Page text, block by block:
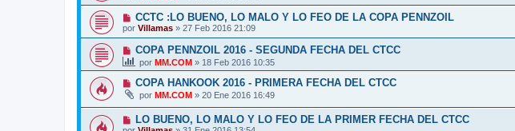
CCTC :LO BUENO, LO MALO Y LO FEO DE LA COPA PENNZOIL
por Villamas » 27 Feb 2016 21:09
COPA PENNZOIL 2016 - SEGUNDA FECHA DEL CTCC
por MM.COM » 18 Feb 2016 10:35
COPA HANKOOK 2016 - PRIMERA FECHA DEL CTCC
por MM.COM » 20 Ene 2016 16:49
LO BUENO, LO MALO Y LO FEO DE LA PRIMER FECHA DEL CTCC